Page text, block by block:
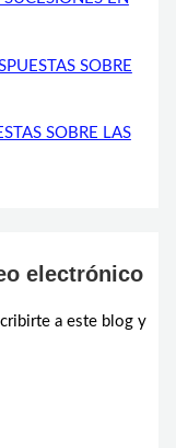
SOBRE
SOBRE LAS
electrónico
a este blog y